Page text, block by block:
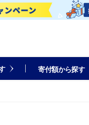
寄付額から探す